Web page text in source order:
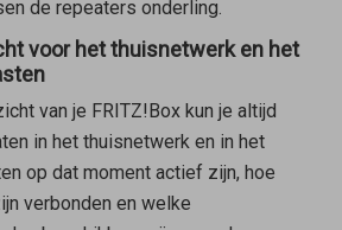
de repeaters onderling.
voor het thuisnetwerk en het
van je FRITZ!Box kun je altijd
in het thuisnetwerk en in het
op dat moment actief zijn, hoe
verbonden en welke